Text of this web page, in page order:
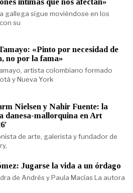
gallega sigue moviéndose en los
su
«Pinto por necesidad de
no por la fama»
artista colombiano formado
y Nueva York
Nielsen y Nahir Fuente: la
danesa-mallorquina en Art
de arte, galerista y fundador de
Jugarse la vida a un órdago
de Andrés y Paula Macías La autora